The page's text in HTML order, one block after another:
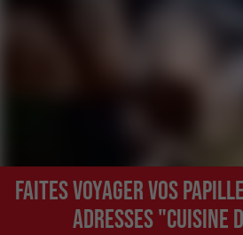
Faites voyager vos
adresses "cuisine